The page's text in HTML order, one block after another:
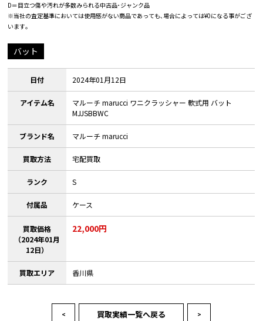
D＝目立つ傷や汚れが多数みられる中古品･ジャンク品
※当社の査定基準においては使用感がない商品であっても､場合によっては¥0になる事がござ
います｡
バット
日付 2024年01月12日
アイテム名
マルーチ marucci ワニクラッシャー 軟式用 バット
MJJSBBWC
ブランド名 マルーチ marucci
買取方法 宅配買取
ランク S
付属品 ケース
買取価格
（2024年01月
12日）
22,000円
買取エリア 香川県
< 買取実績一覧へ戻る >